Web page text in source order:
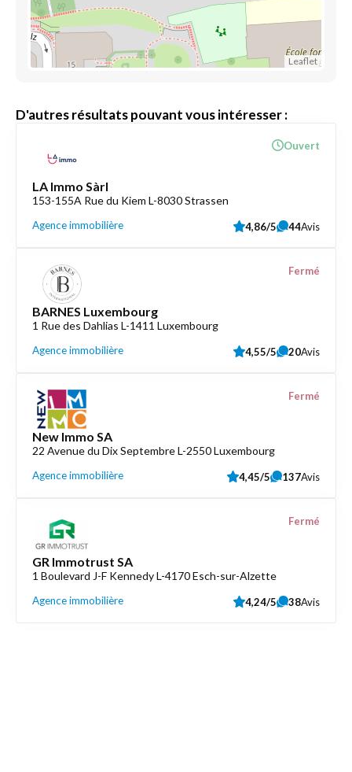
Leaflet
D'autres résultats pouvant vous intéresser :
LA Immo Sàrl
153-155A Rue du Kiem L-8030 Strassen
Agence immobilière
Ouvert
4,86/5 44Avis
BARNES Luxembourg
1 Rue des Dahlias L-1411 Luxembourg
Agence immobilière
Fermé
4,55/5 20Avis
New Immo SA
22 Avenue du Dix Septembre L-2550 Luxembourg
Agence immobilière
Fermé
4,45/5 137Avis
GR Immotrust SA
1 Boulevard J-F Kennedy L-4170 Esch-sur-Alzette
Agence immobilière
Fermé
4,24/5 38Avis